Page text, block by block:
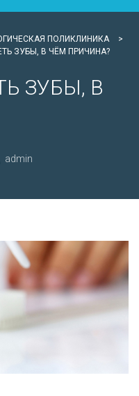
ПОЛИКЛИНИКА
>
ЗУБЫ, В ЧЁМ ПРИЧИНА?
ЗУБЫ, В
admin